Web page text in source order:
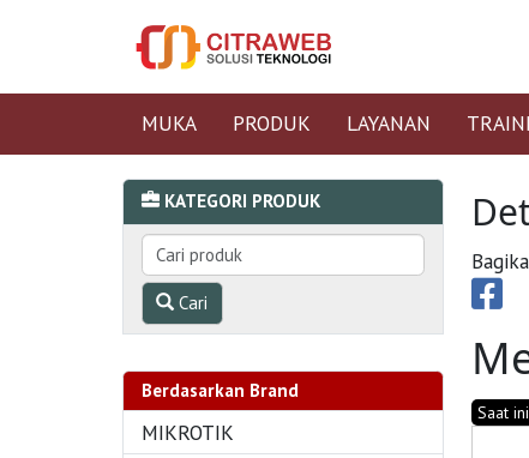
MUKA PRODUK LAYANAN
KATEGORI PRODUK
Cari
Berdasarkan Brand
MIKROTIK
Saat